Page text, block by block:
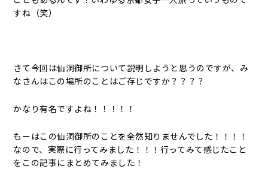
すね（笑）
さて今回は仙洞御所について説明しようと思うのですが、み
なさんはこの場所のことはご存じですか？？？？
かなり有名ですよね！！！！！
もーはこの仙洞御所のことを全然知りませんでした！！！！
なので、実際に行ってみました！！！行ってみて感じたこと
をこの記事にまとめてみました！